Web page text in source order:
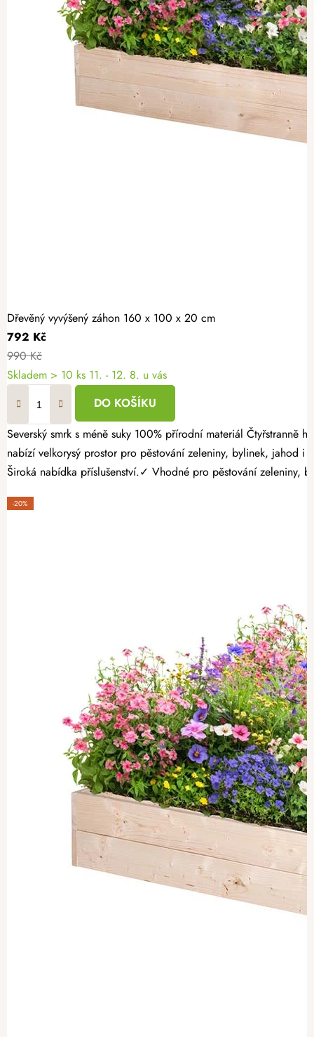
Dřevěný vyvýšený záhon 160 x 100 x 20 cm
792 Kč
990 Kč
Skladem > 10 ks 11. - 12. 8. u vás
DO KOŠÍKU
Severský smrk s méně suky 100% přírodní materiál Čtyřstranně hoblovaný masiv Vytvořte si vlastní zeleninovou zahrádku jednoduše a bez složitých úprav terénu. Dřevěný vyvýšený záhon 160 × 100 × 20 cm
nabízí velkorysý prostor pro pěstování zeleniny, bylinek, jahod
Široká nabídka příslušenství.✓ Vhodné pro pěstování zeleniny,
-20%